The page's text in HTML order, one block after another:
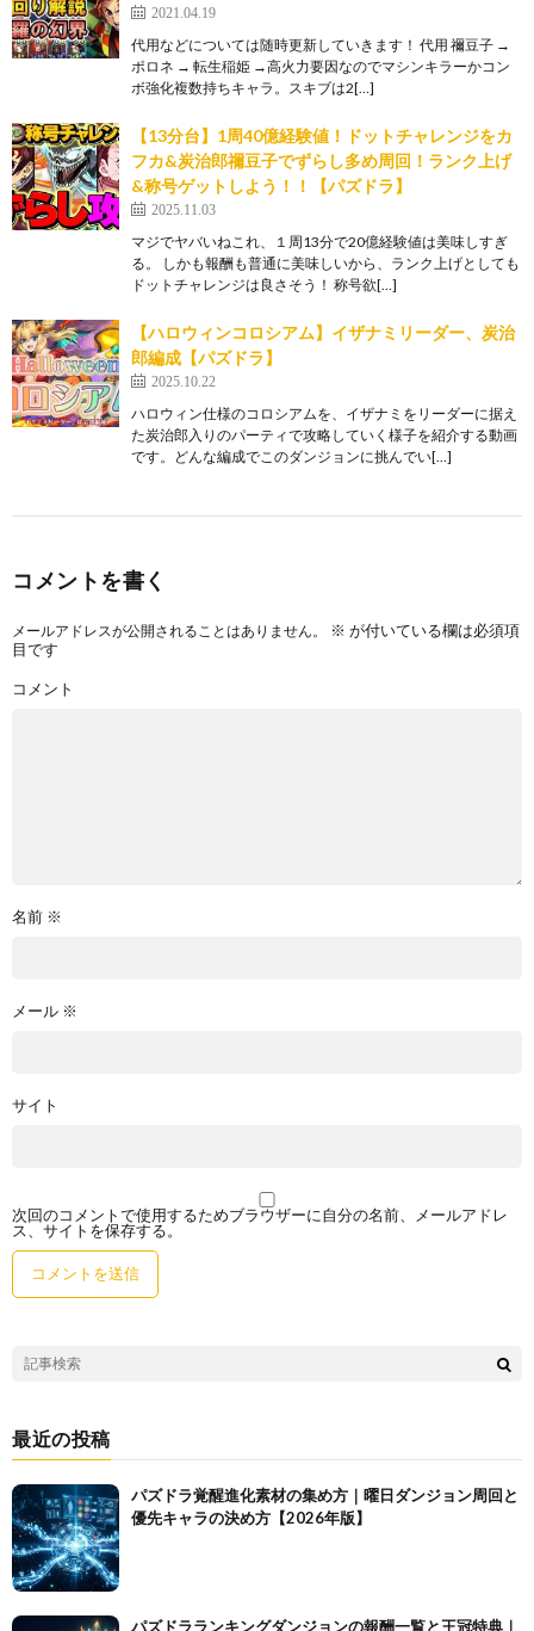
2021.04.19
代用などについては随時更新していきます！ 代用 禰豆子 →
ポロネ → 転生稲姫 →高火力要因なのでマシンキラーかコン
ボ強化複数持ちキャラ。スキブは2[…]
【13分台】1周40億経験値！ドットチャレンジをカ
フカ&炭治郎禰豆子でずらし多め周回！ランク上げ
&称号ゲットしよう！！【パズドラ】
2025.11.03
マジでヤバいねこれ、１周13分で20億経験値は美味しすぎ
る。 しかも報酬も普通に美味しいから、ランク上げとしても
ドットチャレンジは良さそう！ 称号欲[…]
【ハロウィンコロシアム】イザナミリーダー、炭治
郎編成【パズドラ】
2025.10.22
ハロウィン仕様のコロシアムを、イザナミをリーダーに据え
た炭治郎入りのパーティで攻略していく様子を紹介する動画
です。どんな編成でこのダンジョンに挑んでい[…]
コメントを書く
メールアドレスが公開されることはありません。 ※ が付いている欄は必須項
目です
コメント
名前 ※
メール ※
サイト
次回のコメントで使用するためブラウザーに自分の名前、メールアドレ
ス、サイトを保存する。
最近の投稿
パズドラ覚醒進化素材の集め方｜曜日ダンジョン周回と
優先キャラの決め方【2026年版】
パズドラランキングダンジョンの報酬一覧と王冠特典｜